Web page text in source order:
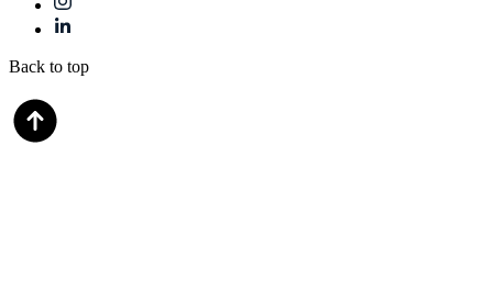
Back to top